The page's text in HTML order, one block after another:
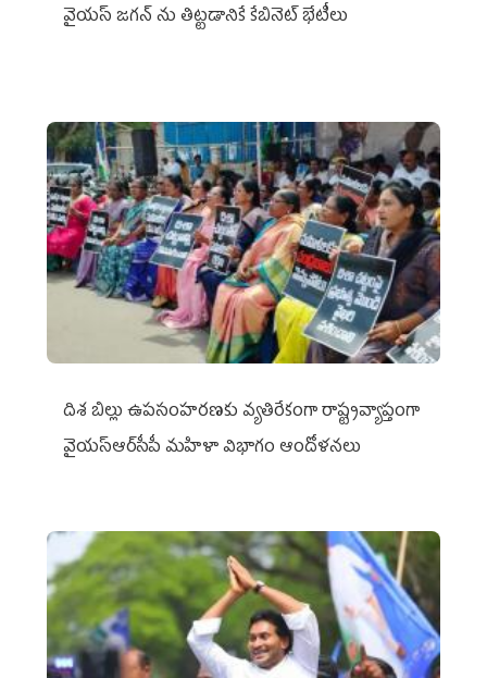
వైయ‌స్ జగన్‌ ను తిట్టడానికే కేబినెట్‌ భేటీలు
దిశ బిల్లు ఉపసంహరణకు వ్యతిరేకంగా రాష్ట్రవ్యాప్తంగా
వైయ‌స్ఆర్‌సీపీ మహిళా విభాగం ఆందోళనలు